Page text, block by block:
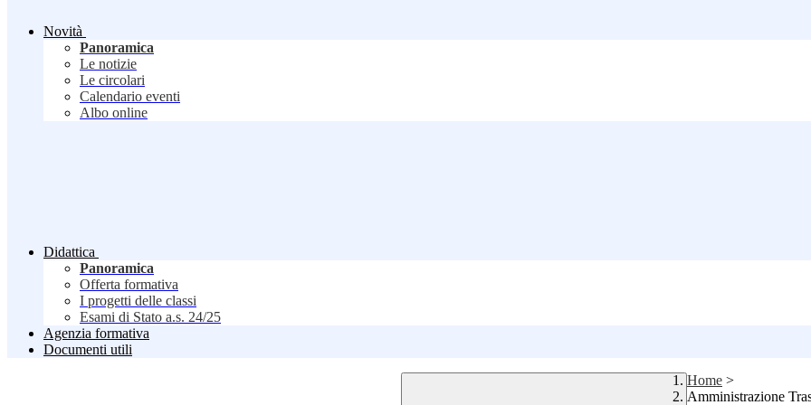
Novità
Panoramica
Le notizie
Le circolari
Calendario eventi
Albo online
Didattica
Panoramica
Offerta formativa
I progetti delle classi
Esami di Stato a.s. 24/25
Agenzia formativa
Documenti utili
Home >
Amministrazione